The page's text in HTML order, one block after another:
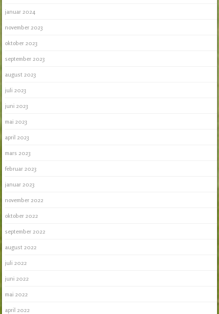
januar 2024
november 2023
oktober 2023
september 2023
august 2023
juli 2023
juni 2023
mai 2023
april 2023
mars 2023
februar 2023
januar 2023
november 2022
oktober 2022
september 2022
august 2022
juli 2022
juni 2022
mai 2022
april 2022